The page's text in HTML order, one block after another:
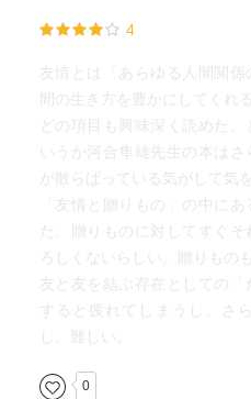
4
友情とは『あらゆる人間関
間の生き方を豊かにしてくれ
どの項目も興味深く読めた。
いうか河合隼雄先生の本はさ
が散らばっている気がして気
「友情と贈りもの」の中に
た。贈りものに対してすぐそ
ろしくないらしい。贈りもの
友と友を結ぶ存在としての
すると疲れてしまうし、さ
し。難しい。
0